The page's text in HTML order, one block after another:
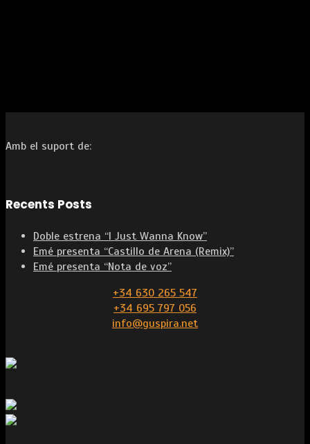
Amb el suport de:
Recents Posts
Doble estrena “I Just Wanna Know”
Emé presenta “Castillo de Arena (Remix)”
Emé presenta “Nota de voz”
+34 630 265 547
+34 695 797 056
info@guspira.net